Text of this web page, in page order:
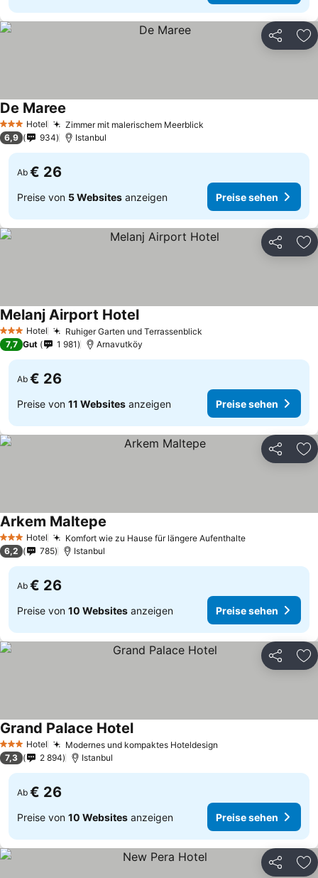
Teilen
3 SterneHotel Zimmer mit malerischem Meerblick
De Maree
6,9 934 Istanbul
Ab € 26
Preise von 5 Websites anzeigen Preise sehen
Teilen
3 SterneHotel Ruhiger Garten und Terrassenblick
Melanj Airport Hotel
7,7 Gut 1 981 Arnavutköy
Ab € 26
Preise von 11 Websites anzeigen Preise sehen
Teilen
3 SterneHotel Komfort wie zu Hause für längere Aufenthalte
Arkem Maltepe
6,2 785 Istanbul
Ab € 26
Preise von 10 Websites anzeigen Preise sehen
Teilen
3 SterneHotel Modernes und kompaktes Hoteldesign
Grand Palace Hotel
7,3 2 894 Istanbul
Ab € 26
Preise von 10 Websites anzeigen Preise sehen
Teilen